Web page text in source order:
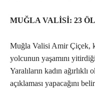
MUĞLA VALİSİ: 23
Muğla Valisi Amir Çiçek,
yolcunun yaşamını
Yaralıların kadın
açıklaması yapacağını